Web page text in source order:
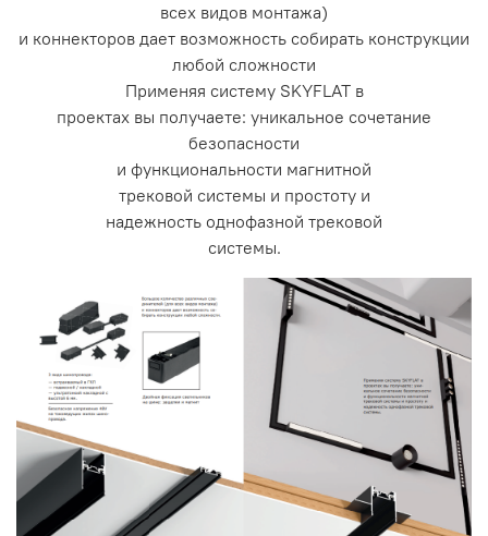
всех видов монтажа)
и коннекторов дает возможность собирать конструкции
любой сложности
Применяя систему SKYFLAT в
проектах вы получаете: уникальное сочетание
безопасности
и функциональности магнитной
трековой системы и простоту и
надежность однофазной трековой
системы.